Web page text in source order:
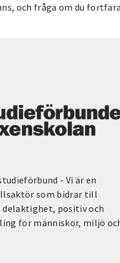
och fråga om du
- Vi är en
som bidrar till
delaktighet, positiv och
för människor, miljö